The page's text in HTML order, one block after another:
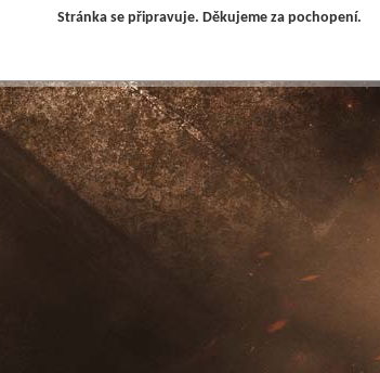
Stránka se připravuje. Děkujeme za pochopení.